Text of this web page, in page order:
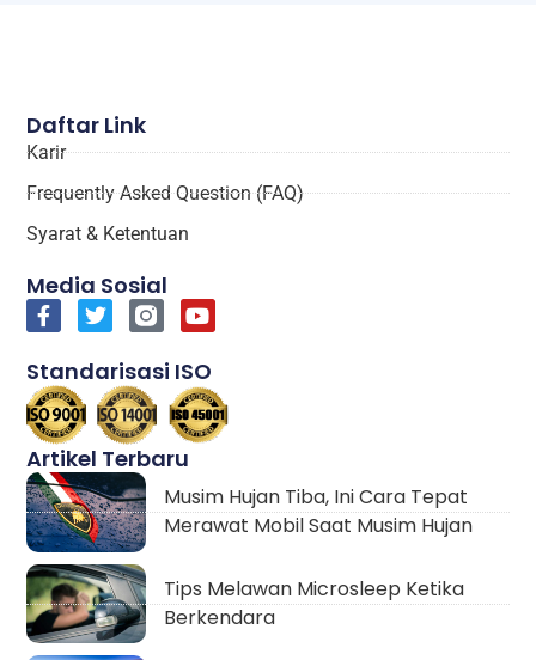
Artikel Terbaru
Musim Hujan Tiba, Ini Cara Tepat
Merawat Mobil Saat Musim Hujan
Tips Melawan Microsleep Ketika
Berkendara
Daftar Link
Karir
Frequently Asked Question (FAQ)
Syarat & Ketentuan
Media Sosial
Standarisasi ISO